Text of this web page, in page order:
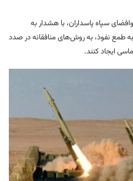
سپاه پاسداران، با هشدار به
طمع نفوذ، به روش‌های منافقانه در صدد
ایجاد کنند.